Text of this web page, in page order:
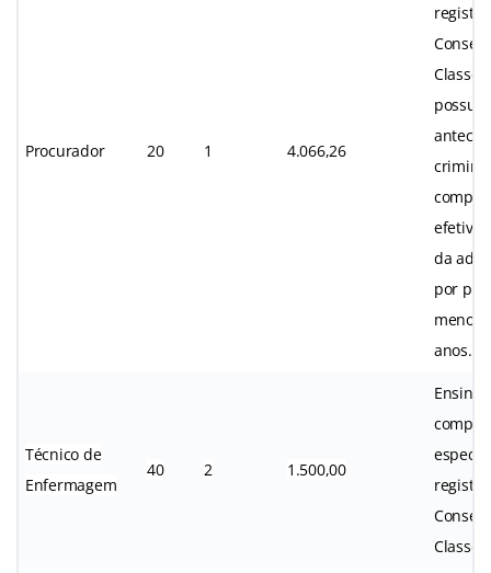
Procurador 20 1 4.066,26
Classe,
possuir
efetivo
da
por
menos
anos.
Técnico de
Enfermagem
40 2 1.500,00
Ensino
Classe.